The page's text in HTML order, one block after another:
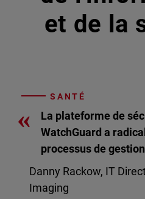
et de la
SANTÉ
«
La plateforme de
WatchGuard a
processus de
Danny Rackow, IT
Imaging